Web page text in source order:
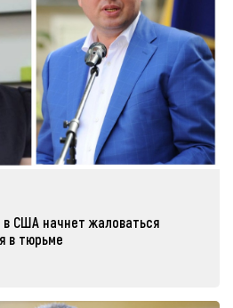
США начнет жаловаться
в тюрьме